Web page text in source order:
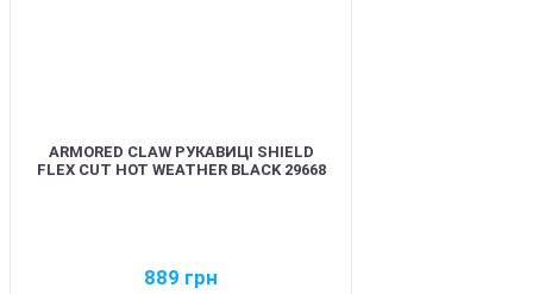
ARMORED CLAW РУКАВИЦІ SHIELD
FLEX CUT HOT WEATHER BLACK 29668
889 грн